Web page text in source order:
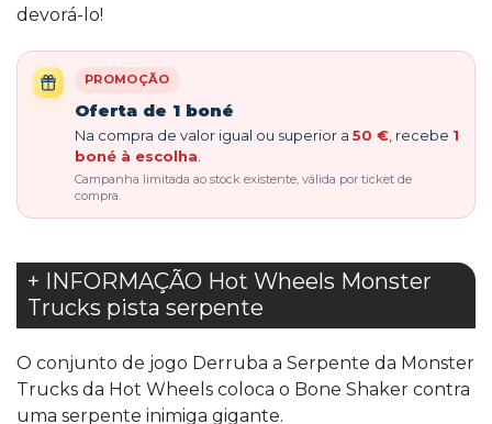
devorá-lo!
PROMOÇÃO
Oferta de 1 boné
Na compra de valor igual ou superior a 50 € , recebe 1
boné à escolha
Campanha limitada ao stock existente, válida por ticket de
compra.
+ INFORMAÇÃO Hot Wheels Monster
Trucks pista serpente
O conjunto de jogo Derruba a Serpente da Monster
Trucks da Hot Wheels coloca o Bone Shaker contra
uma serpente inimiga gigante.